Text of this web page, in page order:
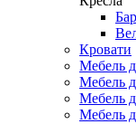
Кровати
Мебель
Мебель
Мебель
Мебель